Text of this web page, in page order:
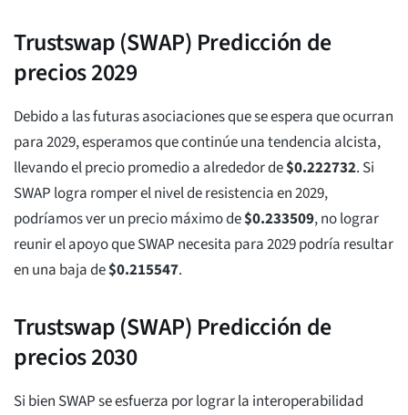
Trustswap (SWAP) Predicción de
precios 2029
Debido a las futuras asociaciones que se espera que ocurran
para 2029, esperamos que continúe una tendencia alcista,
llevando el precio promedio a alrededor de$0.222732. Si
SWAP logra romper el nivel de resistencia en 2029,
podríamos ver un precio máximo de$0.233509, no lograr
reunir el apoyo que SWAP necesita para 2029 podría resultar
en una baja de$0.215547.
Trustswap (SWAP) Predicción de
precios 2030
Si bien SWAP se esfuerza por lograr la interoperabilidad